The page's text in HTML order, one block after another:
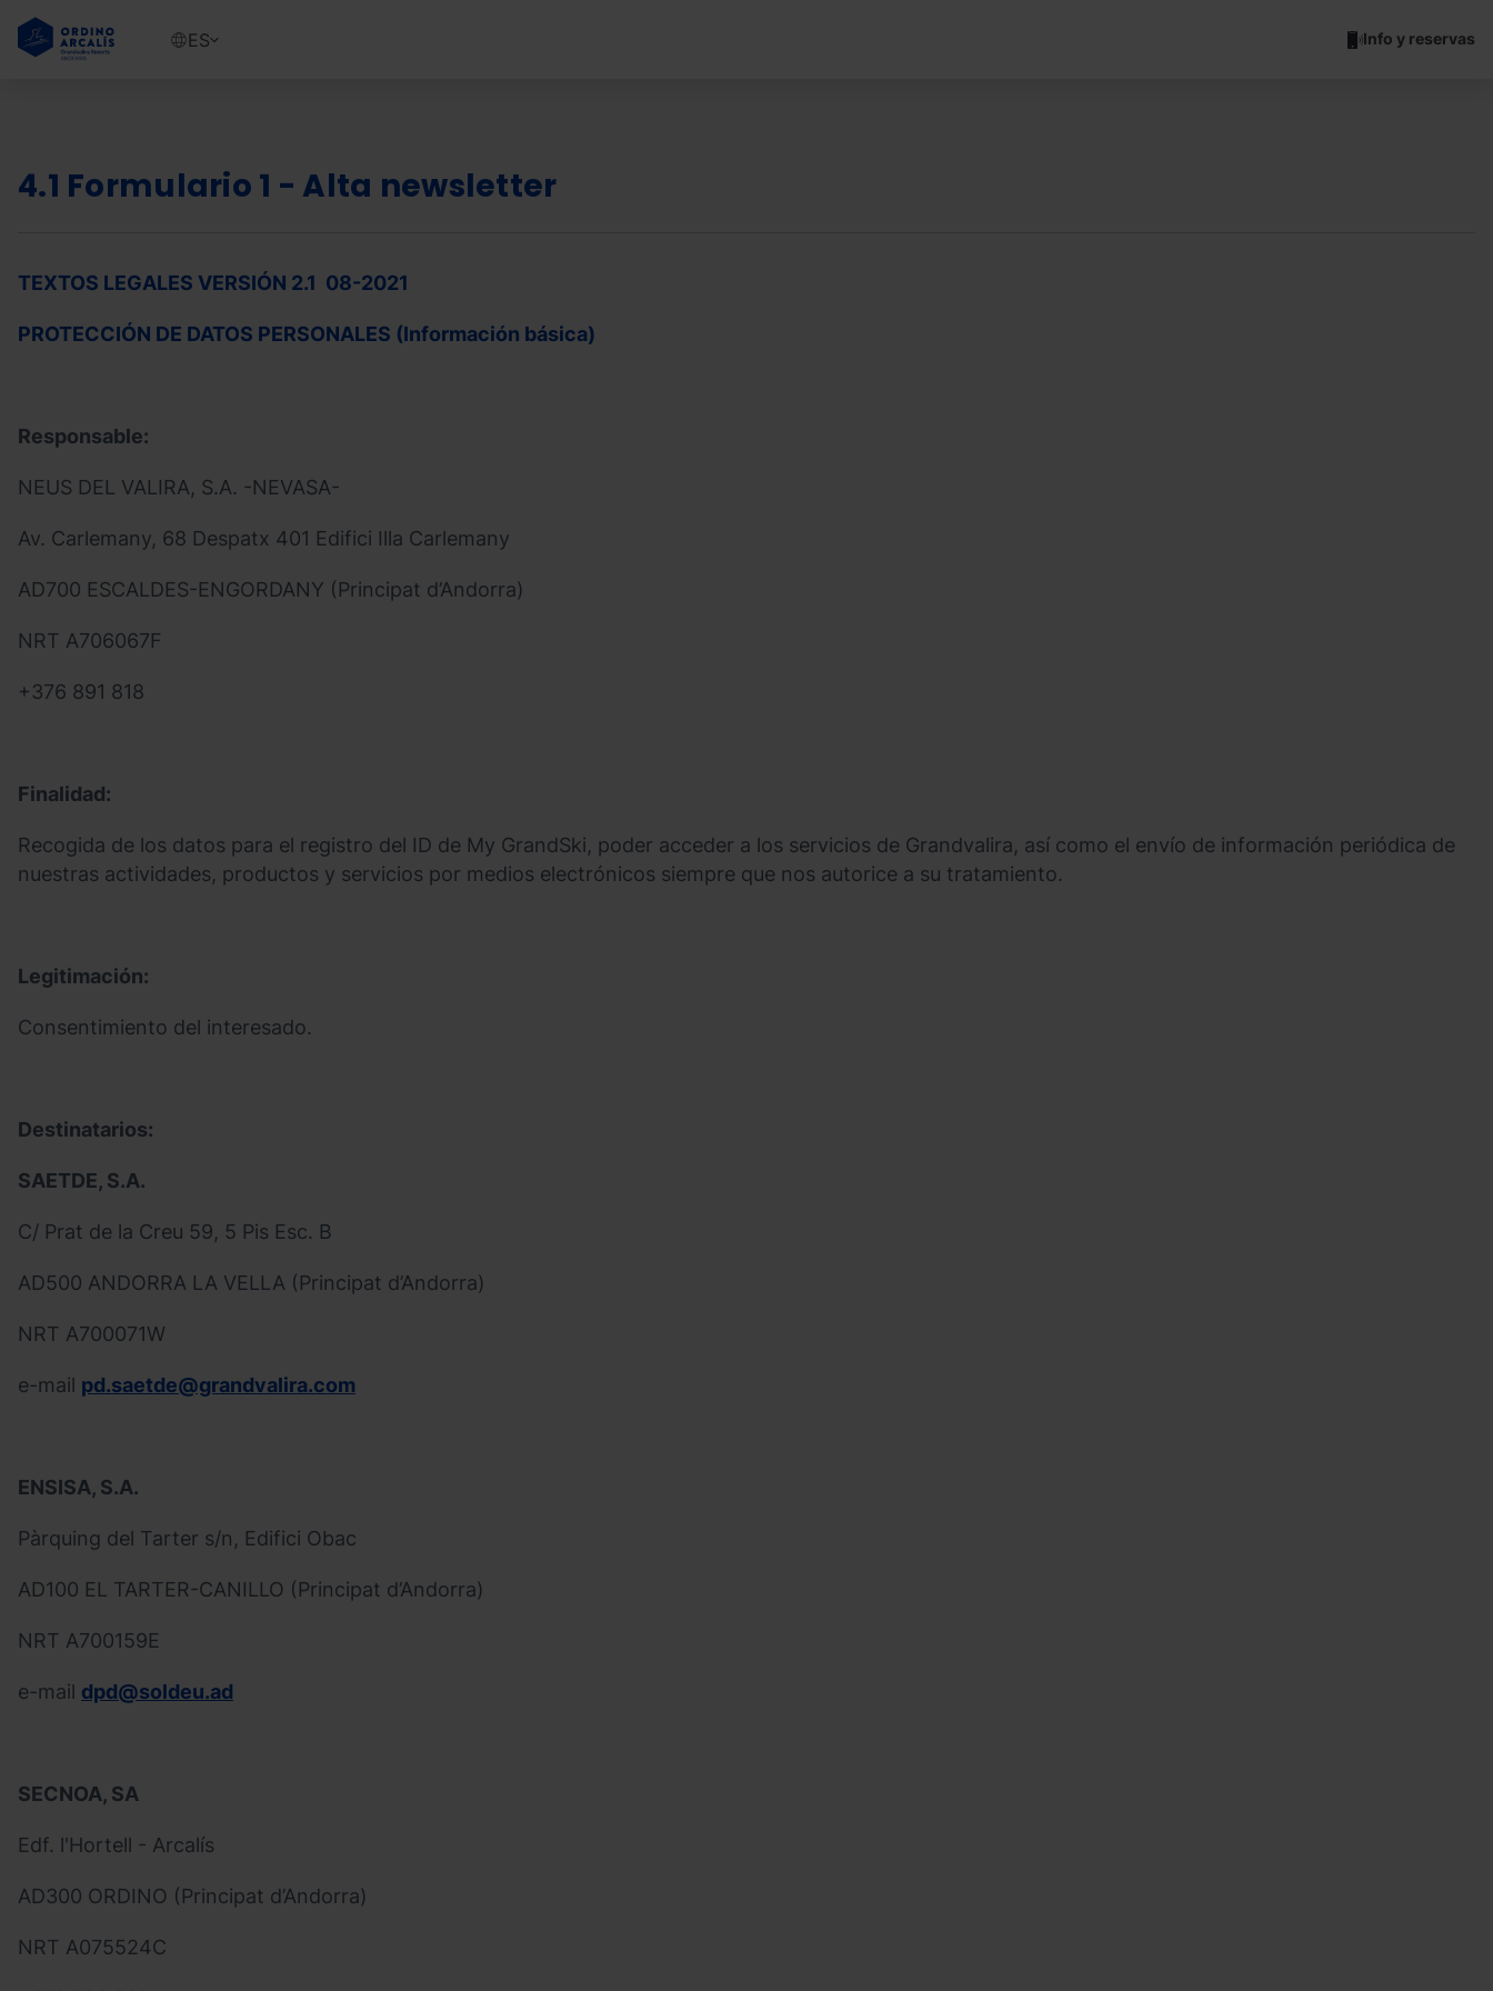
contenido
Info y reservas
Show
ES
4.1 Formulario 1 - Alta newsletter
TEXTOS LEGALES VERSIÓN 2.1 08-2021
PROTECCIÓN DE DATOS PERSONALES (Información básica)
Responsable:
NEUS DEL VALIRA, S.A. -NEVASA-
Av. Carlemany, 68 Despatx 401 Edifici Illa Carlemany
AD700 ESCALDES-ENGORDANY (Principat d’Andorra)
NRT A706067F
+376 891 818
Finalidad:
Recogida de los datos para el registro del ID de My GrandSki, poder acceder a los servicios de Grandvalira, así como el envío de información periódica de
nuestras actividades, productos y servicios por medios electrónicos siempre que nos autorice a su tratamiento.
Legitimación:
Consentimiento del interesado.
Destinatarios:
SAETDE, S.A.
C/ Prat de la Creu 59, 5 Pis Esc. B
AD500 ANDORRA LA VELLA (Principat d’Andorra)
NRT A700071W
e-mail pd.saetde@grandvalira.com
ENSISA, S.A.
Pàrquing del Tarter s/n, Edifici Obac
AD100 EL TARTER-CANILLO (Principat d’Andorra)
NRT A700159E
e-mail dpd@soldeu.ad
SECNOA, SA
Edf. l'Hortell - Arcalís
AD300 ORDINO (Principat d’Andorra)
NRT A075524C